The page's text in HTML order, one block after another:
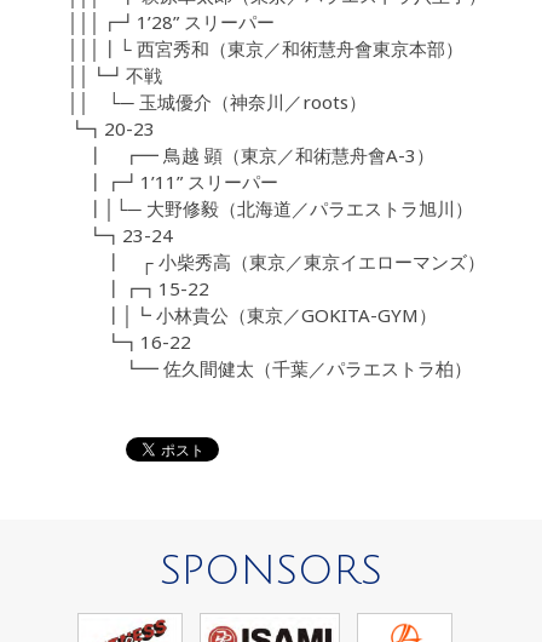
│││┏┛1’28” スリーパー
│││┃└ 西宮秀和（東京／和術慧舟會東京本部）
││┗┛不戦
││ └─ 玉城優介（神奈川／roots）
┗┓20-23
┃ ┏━ 鳥越 顕（東京／和術慧舟會A-3）
┃┏┛1’11” スリーパー
┃│└─ 大野修毅（北海道／パラエストラ旭川）
┗┓23-24
┃ ┌ 小柴秀高（東京／東京イエローマンズ）
┃┏┓15-22
┃│┗ 小林貴公（東京／GOKITA-GYM）
┗┓16-22
┗━ 佐久間健太（千葉／パラエストラ柏）
SPONSORS